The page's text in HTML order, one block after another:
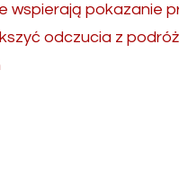
wspierają pokazanie
odczucia z